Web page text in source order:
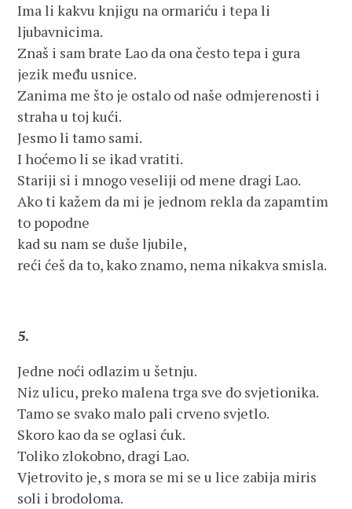
Ima li kakvu knjigu na ormariću i tepa li
ljubavnicima.
Znaš i sam brate Lao da ona često tepa i gura
jezik među usnice.
Zanima me što je ostalo od naše odmjerenosti i
straha u toj kući.
Jesmo li tamo sami.
I hoćemo li se ikad vratiti.
Stariji si i mnogo veseliji od mene dragi Lao.
Ako ti kažem da mi je jednom rekla da zapamtim
to popodne
kad su nam se duše ljubile,
reći ćeš da to, kako znamo, nema nikakva smisla.
5.
Jedne noći odlazim u šetnju.
Niz ulicu, preko malena trga sve do svjetionika.
Tamo se svako malo pali crveno svjetlo.
Skoro kao da se oglasi ćuk.
Toliko zlokobno, dragi Lao.
Vjetrovito je, s mora se mi se u lice zabija miris
soli i brodoloma.